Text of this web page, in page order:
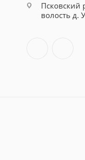
Псковский
волость д.